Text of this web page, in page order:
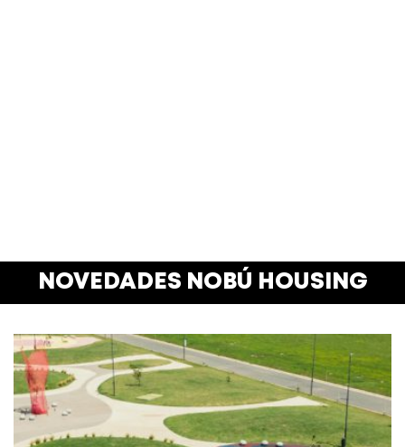
NOVEDADES NOBÚ HOUSING